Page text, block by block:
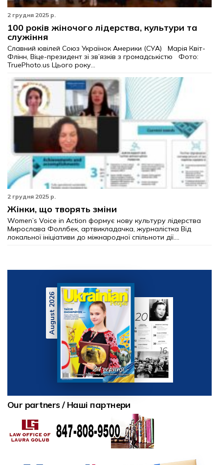
2 грудня 2025 р.
100 років жіночого лідерства, культури та
служіння
Славний ювілей Союз Українок Америки (СУА) Марія Квіт-
Флінн, Віце-президент зі зв’язків з громадськістю Фото:
TruePhoto.us Цього року...
2 грудня 2025 р.
Жінки, що творять зміни
Women’s Voice in Action формує нову культуру лідерства
Мирослава Фоллбек, артвикладачка, журналістка Від
локальної ініціативи до міжнародної спільноти дії....
August 2026
Our partners / Наші партнери